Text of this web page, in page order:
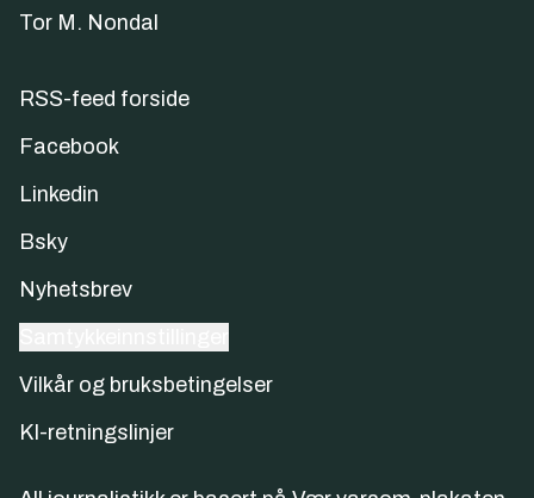
Tor M. Nondal
RSS-feed forside
Facebook
Linkedin
Bsky
Nyhetsbrev
Vilkår og bruksbetingelser
KI-retningslinjer